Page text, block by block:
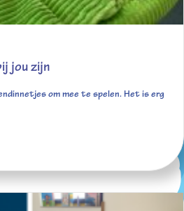
jou zijn
om mee te spelen. Het is erg